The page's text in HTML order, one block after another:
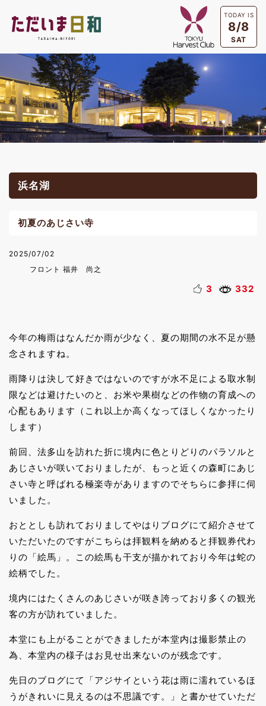
TODAY IS
8/8
SAT
浜名湖
初夏のあじさい寺
2025/07/02
フロント 福井 尚之
3 332
今年の梅雨はなんだか雨が少なく、夏の期間の水不足が懸
念されますね。
雨降りは決して好きではないのですが水不足による取水制
限などは避けたいのと、お米や果樹などの作物の育成への
心配もあります（これ以上か高くなってほしくなかったり
します）
前回、法多山を訪れた折に境内に色とりどりのパラソルと
あじさいが咲いておりましたが、もっと近くの森町にあじ
さい寺と呼ばれる極楽寺がありますのでそちらに参拝に伺
いました。
おととしも訪れておりましてやはりブログにて紹介させて
いただいたのですがこちらは拝観料を納めると拝観券代わ
りの「絵馬」。この絵馬も干支が描かれており今年は蛇の
絵柄でした。
境内にはたくさんのあじさいが咲き誇っており多くの観光
客の方が訪れていました。
本堂にも上がることができましたが本堂内は撮影禁止の
為、本堂内の様子はお見せ出来ないのが残念です。
先日のブログにて「アジサイという花は雨に濡れているほ
うがきれいに見えるのは不思議です。」と書かせていただ